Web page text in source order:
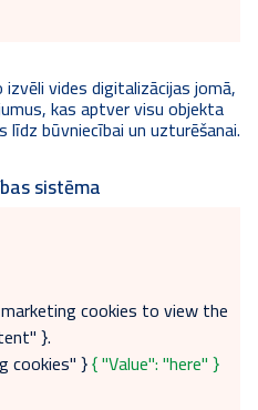
vides digitalizācijas jomā,
kas aptver visu objekta
būvniecībai un uzturēšanai.
sistēma
cookies to view the
}.
cookies" }{ "Value": "here" }